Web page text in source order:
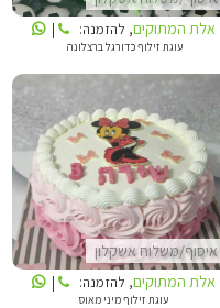
אלת המתוקים, להזמנה: |
עוגת זילוף כדורגל ברצלונה
איסוף/משלוח אשקלון
אלת המתוקים
אלת המתוקים, להזמנה: |
עוגת זילוף מיני מאוס